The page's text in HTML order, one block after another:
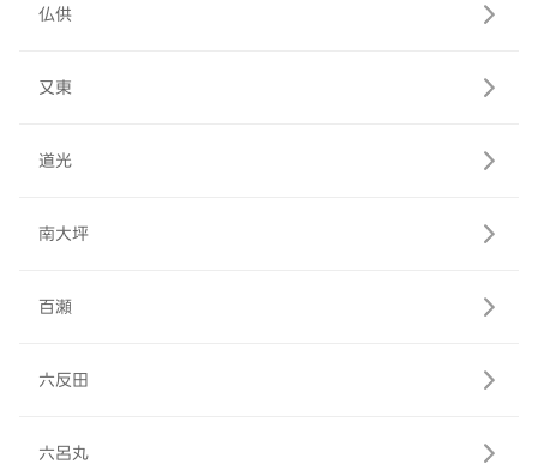
仏供
又東
道光
南大坪
百瀬
六反田
六呂丸